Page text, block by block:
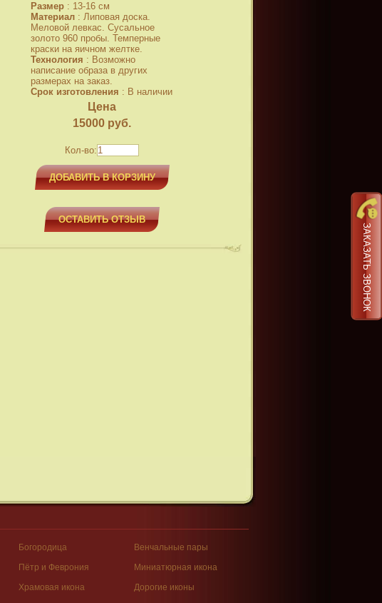
Размер : 13-16 см
Материал : Липовая доска.
Меловой левкас. Сусальное
золото 960 пробы. Темперные
краски на яичном желтке.
Технология : Возможно
написание образа в других
размерах на заказ.
Срок изготовления : В наличии
Цена
15000 руб.
Кол-во:
ДОБАВИТЬ В КОРЗИНУ
ОСТАВИТЬ ОТЗЫВ
ЗАКАЗАТЬ ЗВОНОК
Богородица
Венчальные пары
Пётр и Феврония
Миниатюрная икона
Храмовая икона
Дорогие иконы